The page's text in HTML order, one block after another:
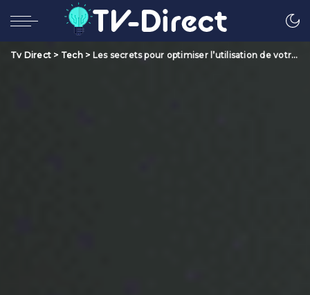
Tv Direct > Tech> Les secrets pour optimiser l’utilisation de votre smartphone